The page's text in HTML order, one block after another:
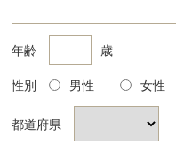
年齢 歳
性別 男性 女性
都道府県